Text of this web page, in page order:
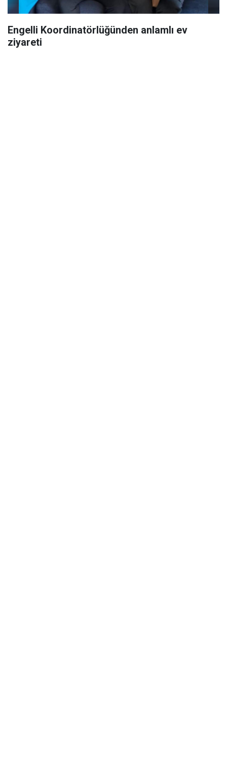
Engelli Koordinatörlüğünden anlamlı ev
ziyareti